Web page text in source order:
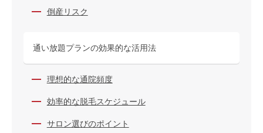
倒産リスク
通い放題プランの効果的な活用法
理想的な通院頻度
効率的な脱毛スケジュール
サロン選びのポイント